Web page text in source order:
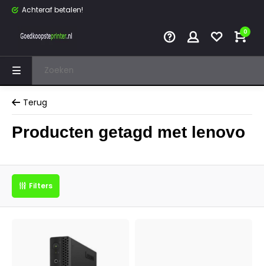
Achteraf betalen!
0
Terug
Producten getagd met lenovo
Filters